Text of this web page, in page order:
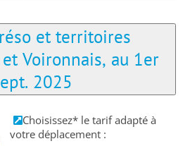
et territoires
Voironnais, au 1er
2025
Choisissez* le tarif adapté à
votre déplacement :